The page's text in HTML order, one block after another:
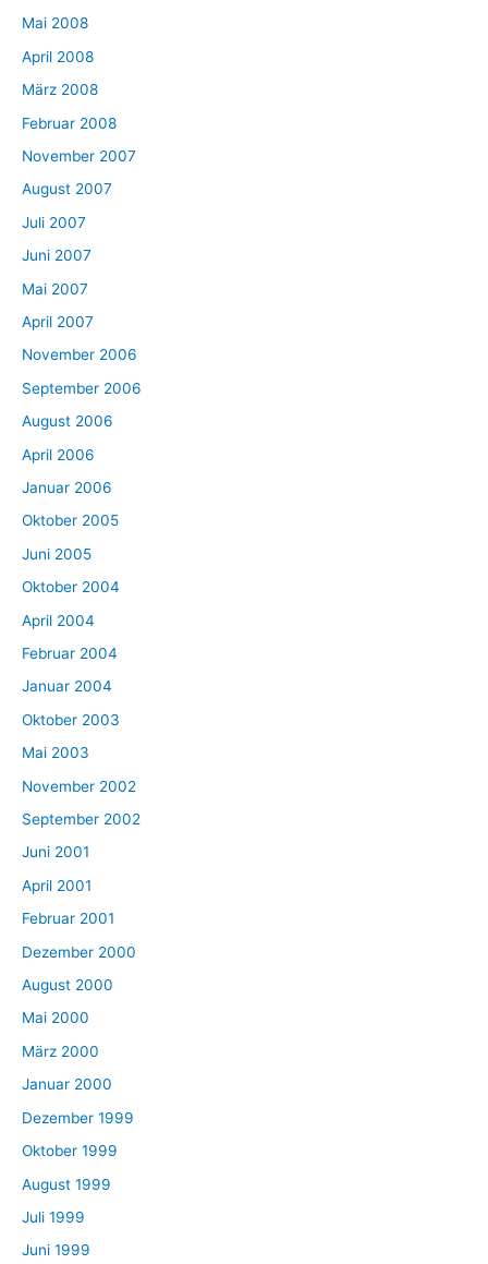
Mai 2008
April 2008
März 2008
Februar 2008
November 2007
August 2007
Juli 2007
Juni 2007
Mai 2007
April 2007
November 2006
September 2006
August 2006
April 2006
Januar 2006
Oktober 2005
Juni 2005
Oktober 2004
April 2004
Februar 2004
Januar 2004
Oktober 2003
Mai 2003
November 2002
September 2002
Juni 2001
April 2001
Februar 2001
Dezember 2000
August 2000
Mai 2000
März 2000
Januar 2000
Dezember 1999
Oktober 1999
August 1999
Juli 1999
Juni 1999